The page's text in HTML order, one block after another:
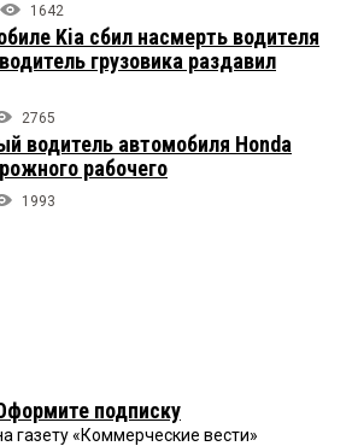
1642
Kia сбил насмерть водителя
грузовика раздавил
2765
водитель автомобиля Honda
рабочего
1993
подписку
газету «Коммерческие вести»